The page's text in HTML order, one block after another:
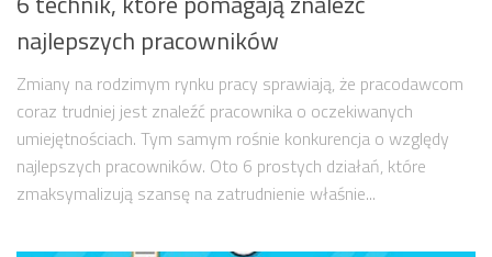
najlepszych pracowników
Zmiany na rodzimym rynku pracy sprawiają, że pracodawcom
coraz trudniej jest znaleźć pracownika o oczekiwanych
umiejętnościach. Tym samym rośnie konkurencja o względy
najlepszych pracowników. Oto 6 prostych działań, które
zmaksymalizują szansę na zatrudnienie właśnie...